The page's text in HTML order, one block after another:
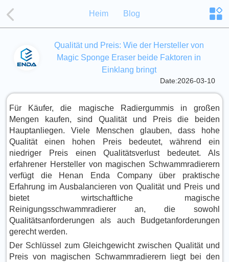
Heim Blog
Qualität und Preis: Wie der Hersteller von
Magic Sponge Eraser beide Faktoren in
Einklang bringt
Date:2026-03-10
Für Käufer, die magische Radiergummis in großen
Mengen kaufen, sind Qualität und Preis die beiden
Hauptanliegen. Viele Menschen glauben, dass hohe
Qualität einen hohen Preis bedeutet, während ein
niedriger Preis einen Qualitätsverlust bedeutet. Als
erfahrener Hersteller von magischen Schwammradierern
verfügt die Henan Enda Company über praktische
Erfahrung im Ausbalancieren von Qualität und Preis und
bietet wirtschaftliche magische
Reinigungsschwammradierer an, die sowohl
Qualitätsanforderungen als auch Budgetanforderungen
gerecht werden.
Der Schlüssel zum Gleichgewicht zwischen Qualität und
Preis von magischen Schwammradierern liegt bei den